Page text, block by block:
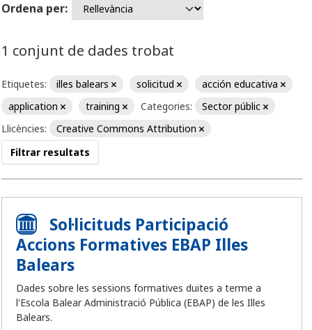
Ordena per
1 conjunt de dades trobat
Etiquetes: illes balears solicitud
acción educativa
application
training Categories:
Sector públic
Llicències:
Creative Commons Attribution
Filtrar resultats
Sol·licituds Participació
Accions Formatives EBAP Illes
Balears
Dades sobre les sessions formatives duites a terme a
l'Escola Balear Administració Pública (EBAP) de les Illes
Balears.